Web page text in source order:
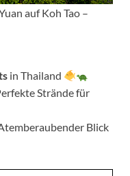
auf Koh Tao –
in Thailand
Strände für
Blick